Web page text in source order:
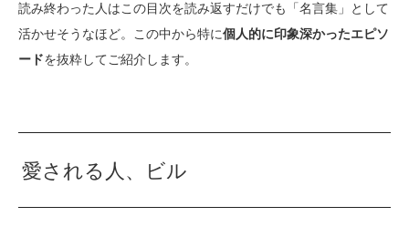
読み終わった人はこの目次を読み返すだけでも「名言集」として
活かせそうなほど。この中から特に個人的に印象深かったエピソ
ードを抜粋してご紹介します。
愛される人、ビル